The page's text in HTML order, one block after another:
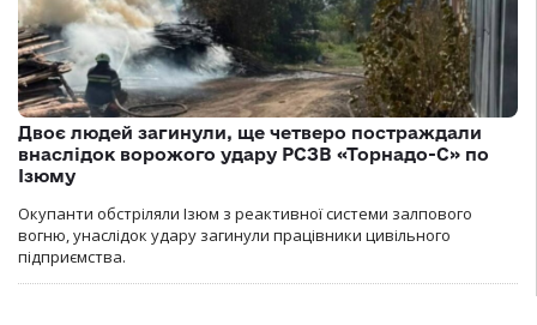
Двоє людей загинули, ще четверо постраждали
внаслідок ворожого удару РСЗВ «Торнадо-С» по
Ізюму
Окупанти обстріляли Ізюм з реактивної системи залпового
вогню, унаслідок удару загинули працівники цивільного
підприємства.